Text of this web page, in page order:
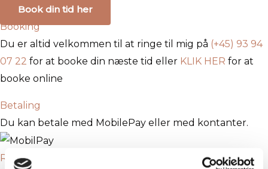
Book din tid her
Booking
Du er altid velkommen til at ringe til mig på (+45) 93 94
07 22 for at booke din næste tid eller KLIK HER for at
booke online
Betaling
Du kan betale med MobilePay eller med kontanter.
Regler for afbud